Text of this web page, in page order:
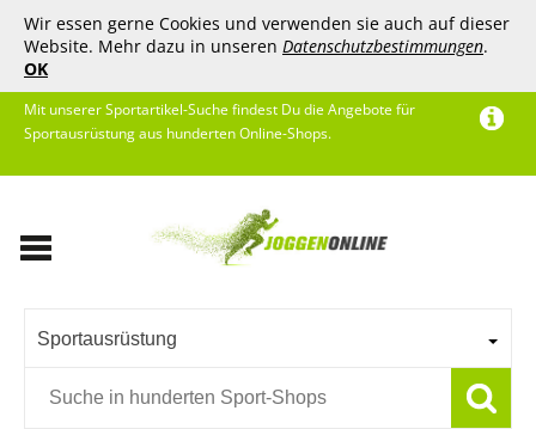
Wir essen gerne Cookies und verwenden sie auch auf dieser
Website. Mehr dazu in unseren Datenschutzbestimmungen.
OK
Mit unserer Sportartikel-Suche findest Du die Angebote für
Sportausrüstung aus hunderten Online-Shops.
Sportausrüstung